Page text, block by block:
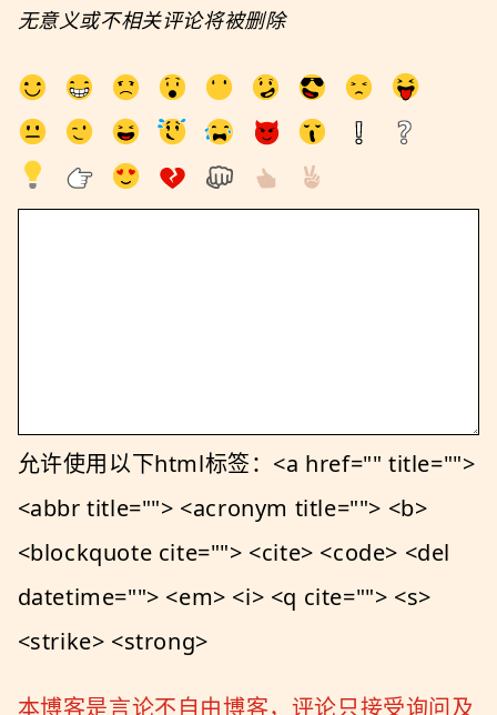
无意义或不相关评论将被删除
允许使用以下html标签：<a href="" title="">
<abbr title=""> <acronym title=""> <b>
<blockquote cite=""> <cite> <code> <del
datetime=""> <em> <i> <q cite=""> <s>
<strike> <strong>
本博客是言论不自由博客，评论只接受询问及